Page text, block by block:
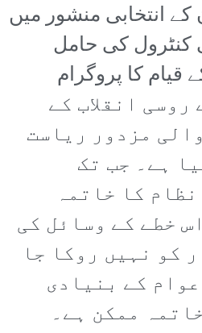
انتخابی منشور میں
کنٹرول کی حامل
قیام کا پروگرام
1917 کے روسی انقلاب کے
مزدور ریاست
ہے۔ جب تک
کا خاتمہ
خطے کے وسائل کی
کو نہیں روکا جا
کے بنیادی
ممکن ہے۔